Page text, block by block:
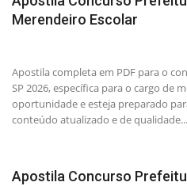
Apostilas PDF
Cursos Online
Merendeiro Escolar
Apostila completa em PDF para o
SP 2026, específica para o cargo de
oportunidade e esteja preparado
conteúdo atualizado e de
Apostila Concurso